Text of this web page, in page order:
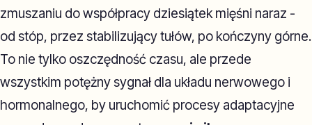
zmuszaniu do współpracy dziesiątek mięśni naraz -
od stóp, przez stabilizujący tułów, po kończyny górne.
To nie tylko oszczędność czasu, ale przede
wszystkim potężny sygnał dla układu nerwowego i
hormonalnego, by uruchomić procesy adaptacyjne